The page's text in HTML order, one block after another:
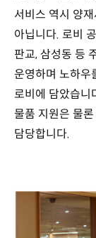
서비스 역시 양
아닙니다. 로비
판교, 삼성동 등
운영하며 노하우
로비에 담았습니
물품 지원은 물
담당합니다.